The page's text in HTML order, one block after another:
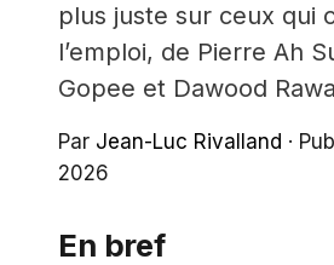
plus juste sur ceux qui
l’emploi, de Pierre Ah
Gopee et Dawood
Par Jean-Luc Rivalland ·
2026
En bref